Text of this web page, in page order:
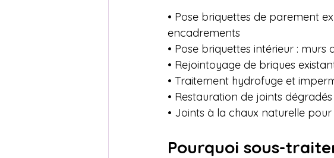
• Pose briquettes de parement
encadrements
• Pose briquettes intérieur : murs
• Rejointoyage de briques
• Traitement hydrofuge et
• Restauration de joints
• Joints à la chaux naturelle
Pourquoi sous-